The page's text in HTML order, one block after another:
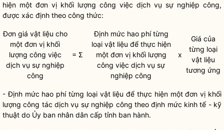
hiện một đơn vị khối lượng công việc dịch vụ sự nghiệp công,
được xác định theo công thức:
Đơn giá vật liệu cho
một đơn vị khối
lượng công việc
dịch vụ sự nghiệp
công
= Σ
Định mức hao phí từng
loại vật liệu để thực hiện
một đơn vị khối lượng
công việc dịch vụ sự
nghiệp công
x
Giá của
từng loại
vật liệu
tương ứng
- Định mức hao phí từng loại vật liệu để thực hiện một đơn vị khối
lượngcông tác dịch vụ sự nghiệp công theo định mức kinh tế - kỹ
thuật do Ủy ban nhân dân cấp tỉnh ban hành.